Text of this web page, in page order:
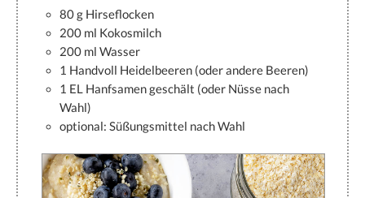
80 g Hirseflocken
200 ml Kokosmilch
200 ml Wasser
1 Handvoll Heidelbeeren (oder andere Beeren)
1 EL Hanfsamen geschält (oder Nüsse nach
Wahl)
optional: Süßungsmittel nach Wahl